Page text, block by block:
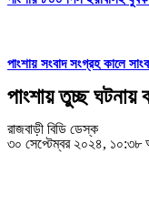
পাংশায় সংবাদ সংগ্রহ কালে
পাংশায় তুচ্ছ ঘটনায়
রাজবাড়ী বিডি ডেস্ক
৩০ সেপ্টেম্বর ২০২৪, ১০:৩৮